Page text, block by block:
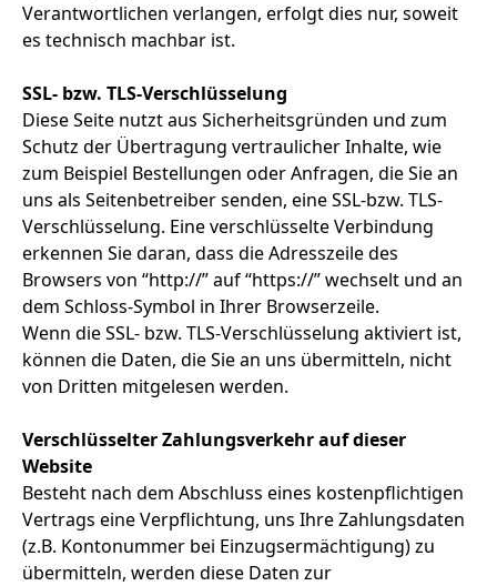
Verantwortlichen verlangen, erfolgt dies nur, soweit
es technisch machbar ist.
SSL- bzw. TLS-Verschlüsselung
Diese Seite nutzt aus Sicherheitsgründen und zum
Schutz der Übertragung vertraulicher Inhalte, wie
zum Beispiel Bestellungen oder Anfragen, die Sie an
uns als Seitenbetreiber senden, eine SSL-bzw. TLS-
Verschlüsselung. Eine verschlüsselte Verbindung
erkennen Sie daran, dass die Adresszeile des
Browsers von “http://” auf “https://” wechselt und an
dem Schloss-Symbol in Ihrer Browserzeile.
Wenn die SSL- bzw. TLS-Verschlüsselung aktiviert ist,
können die Daten, die Sie an uns übermitteln, nicht
von Dritten mitgelesen werden.
Verschlüsselter Zahlungsverkehr auf dieser
Website
Besteht nach dem Abschluss eines kostenpflichtigen
Vertrags eine Verpflichtung, uns Ihre Zahlungsdaten
(z.B. Kontonummer bei Einzugsermächtigung) zu
übermitteln, werden diese Daten zur